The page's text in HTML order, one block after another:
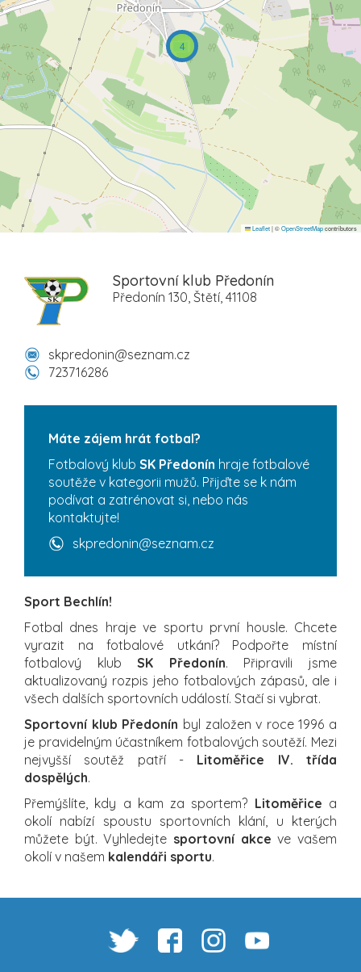
4
Leaflet|©OpenStreetMapcontributors
Sportovní klub Předonín
Předonín 130, Štětí, 41108
skpredonin@seznam.cz
723716286
Máte zájem hrát fotbal?
Fotbalový klub SK Předonín hraje fotbalové
soutěže v kategorii mužů. Přijďte se k nám
podívat a zatrénovat si, nebo nás
kontaktujte!
skpredonin@seznam.cz
Sport Bechlín!
Fotbal dnes hraje ve sportu první housle. Chcete
vyrazit na fotbalové utkání? Podpořte místní
fotbalový klubSK Předonín. Připravili jsme
aktualizovaný rozpis jeho fotbalových zápasů, ale i
všech dalších sportovních událostí. Stačí si vybrat.
Sportovní klub Předonín byl založen v roce 1996 a
je pravidelným účastníkem fotbalových soutěží. Mezi
nejvyšší soutěž patří - Litoměřice IV. třída
dospělých.
Přemýšlíte, kdy a kam za sportem? Litoměřice a
okolí nabízí spoustu sportovních klání, u kterých
můžete být. Vyhledejte sportovní akce ve vašem
okolí v našem kalendáři sportu.